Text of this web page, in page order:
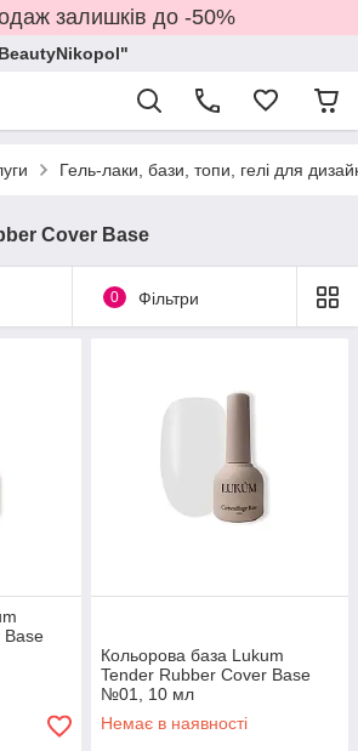
залишків до -50%
Гель-лаки, бази, топи, гелі для
Cover Base
0 Фільтри
Base
Кольорова база Lukum
Tender Rubber Cover Base
№01, 10 мл
Немає в наявності